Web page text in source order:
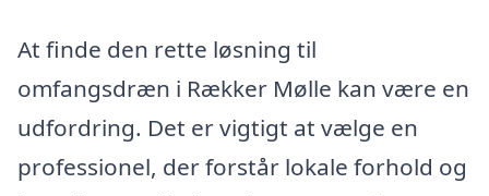
At finde den rette løsning til
omfangsdræn i Rækker Mølle kan være en
udfordring. Det er vigtigt at vælge en
professionel, der forstår lokale forhold og